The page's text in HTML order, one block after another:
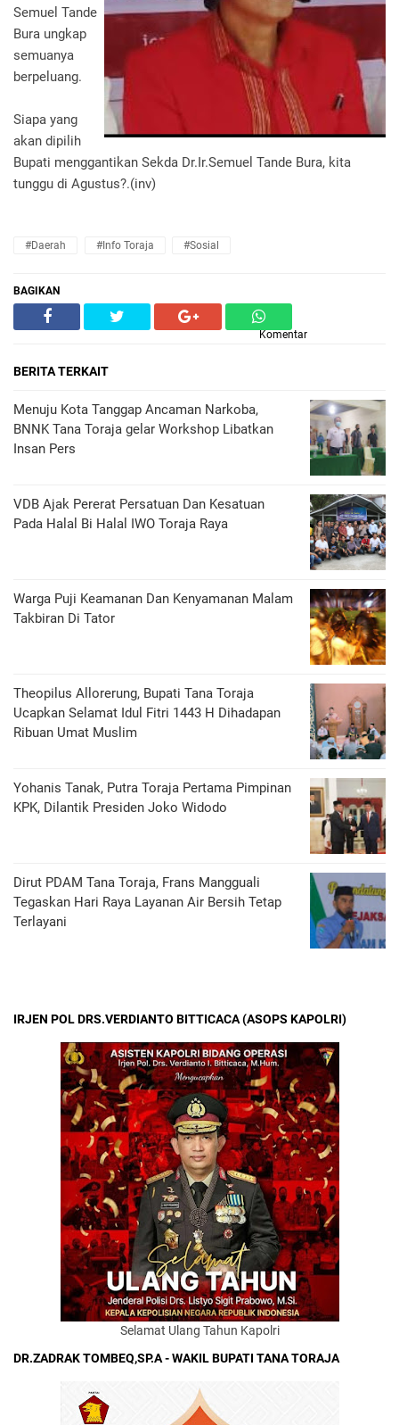
Semuel Tande
Bura ungkap
semuanya
berpeluang.
Siapa yang
akan dipilih
Bupati menggantikan Sekda Dr.Ir.Semuel Tande Bura, kita
tunggu di Agustus?.(inv)
#Daerah #Info Toraja #Sosial
BAGIKAN
Komentar
BERITA TERKAIT
Menuju Kota Tanggap Ancaman Narkoba,
BNNK Tana Toraja gelar Workshop Libatkan
Insan Pers
VDB Ajak Pererat Persatuan Dan Kesatuan
Pada Halal Bi Halal IWO Toraja Raya
Warga Puji Keamanan Dan Kenyamanan Malam
Takbiran Di Tator
Theopilus Allorerung, Bupati Tana Toraja
Ucapkan Selamat Idul Fitri 1443 H Dihadapan
Ribuan Umat Muslim
Yohanis Tanak, Putra Toraja Pertama Pimpinan
KPK, Dilantik Presiden Joko Widodo
Dirut PDAM Tana Toraja, Frans Mangguali
Tegaskan Hari Raya Layanan Air Bersih Tetap
Terlayani
IRJEN POL DRS.VERDIANTO BITTICACA (ASOPS KAPOLRI)
Selamat Ulang Tahun Kapolri
DR.ZADRAK TOMBEQ,SP.A - WAKIL BUPATI TANA TORAJA